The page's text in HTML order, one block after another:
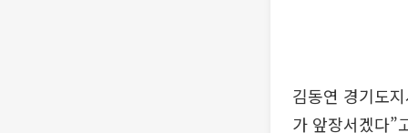
김동연 경기도
가 앞장서겠다”